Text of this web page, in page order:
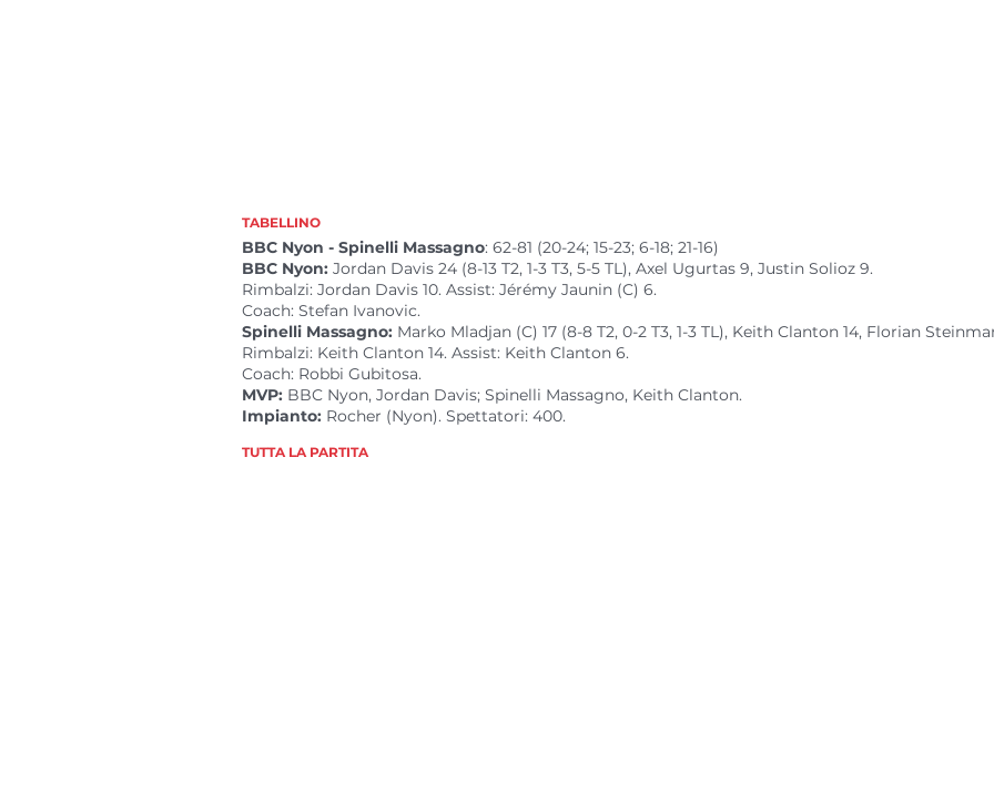
TABELLINO
BBC Nyon - Spinelli Massagno: 62-81 (20-24; 15-23; 6-18; 21-16)
BBC Nyon: Jordan Davis 24 (8-13 T2, 1-3 T3, 5-5 TL), Axel Ugurtas 9, Justin Solioz 9.
Rimbalzi: Jordan Davis 10. Assist: Jérémy Jaunin (C) 6.
Coach: Stefan Ivanovic.
Spinelli Massagno: Marko Mladjan (C) 17 (8-8 T2, 0-2 T3, 1-3 TL), Keith Clanton 14, Florian
Rimbalzi: Keith Clanton 14. Assist: Keith Clanton 6.
Coach: Robbi Gubitosa.
MVP: BBC Nyon, Jordan Davis; Spinelli Massagno, Keith Clanton.
Impianto: Rocher (Nyon). Spettatori: 400.
TUTTA LA PARTITA